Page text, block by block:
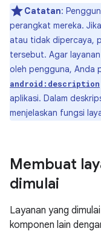
Catatan:
perangkat mereka.
atau tidak dipercaya,
tersebut. Agar
oleh pengguna, Anda
android:description
aplikasi. Dalam
menjelaskan fungsi
Membuat
dimulai
Layanan yang
komponen lain